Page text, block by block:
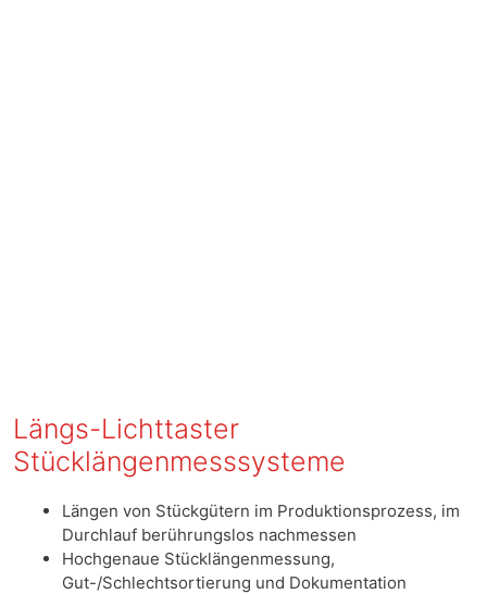
Längs-Lichttaster
Stücklängenmesssysteme
Längen von Stückgütern im Produktionsprozess, im
Durchlauf berührungslos nachmessen
Hochgenaue Stücklängenmessung,
Gut-/Schlechtsortierung und Dokumentation